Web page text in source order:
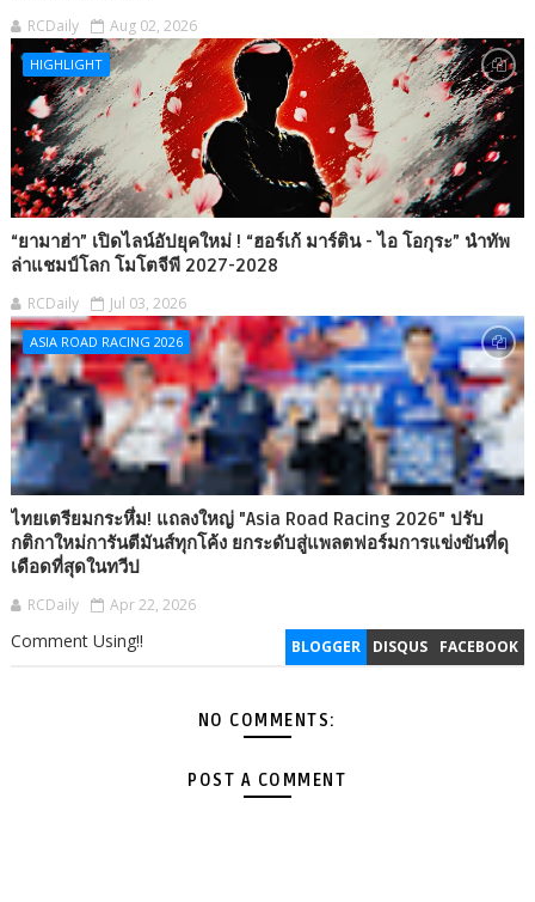
RCDaily Aug 02, 2026
HIGHLIGHT
“ยามาฮ่า” เปิดไลน์อัปยุคใหม่ ! “ฮอร์เก้ มาร์ติน - ไอ โอกุระ” นำทัพ
ล่าแชมป์โลก โมโตจีพี 2027-2028
RCDaily Jul 03, 2026
ASIA ROAD RACING 2026
ไทยเตรียมกระหึ่ม! แถลงใหญ่ "Asia Road Racing 2026" ปรับ
กติกาใหม่การันตีมันส์ทุกโค้ง ยกระดับสู่แพลตฟอร์มการแข่งขันที่ดุ
เดือดที่สุดในทวีป
RCDaily Apr 22, 2026
BLOGGER DISQUS FACEBOOK
Comment Using!!
NO COMMENTS:
POST A COMMENT